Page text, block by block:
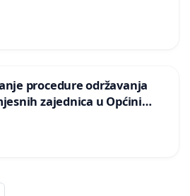
procedure održavanja
zajednica u Općini